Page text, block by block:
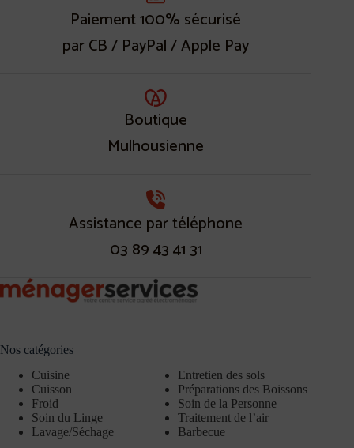
Paiement 100% sécurisé
par CB / PayPal / Apple Pay
Boutique
Mulhousienne
Assistance par téléphone
03 89 43 41 31
Nos catégories
Cuisine
Cuisson
Froid
Soin du Linge
Lavage/Séchage
Entretien des sols
Préparations des Boissons
Soin de la Personne
Traitement de l’air
Barbecue